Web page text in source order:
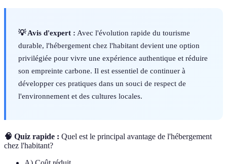
💡 Avis d'expert : Avec l'évolution rapide du tourisme
durable, l'hébergement chez l'habitant devient une option
privilégiée pour vivre une expérience authentique et réduire
son empreinte carbone. Il est essentiel de continuer à
développer ces pratiques dans un souci de respect de
l'environnement et des cultures locales.
🧠 Quiz rapide : Quel est le principal avantage de l'hébergement
chez l'habitant?